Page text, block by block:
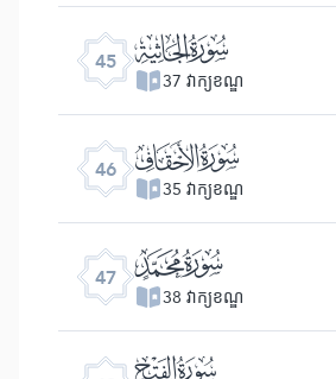
45 ﯚ
37 វាក្យខណ្ឌ
46 ﯛ
35 វាក្យខណ្ឌ
47 ﯜ
38 វាក្យខណ្ឌ